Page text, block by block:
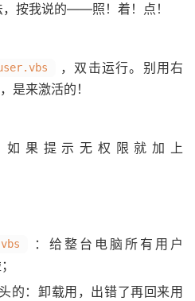
按我说的——照！着！点！
，双击运行。别用右
是来激活的！
如果提示无权限就加上
：给整台电脑所有用户
的：卸载用，出错了再回来用